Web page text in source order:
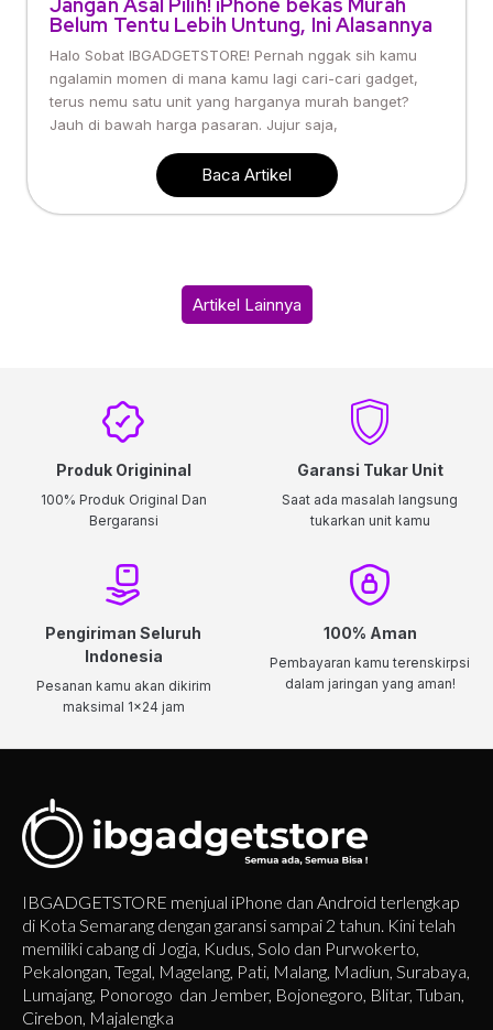
Jangan Asal Pilih! iPhone bekas Murah
Belum Tentu Lebih Untung, Ini Alasannya
Halo Sobat IBGADGETSTORE! Pernah nggak sih kamu
ngalamin momen di mana kamu lagi cari-cari gadget,
terus nemu satu unit yang harganya murah banget?
Jauh di bawah harga pasaran. Jujur saja,
Baca Artikel
Artikel Lainnya
Produk Origininal
100% Produk Original Dan
Bergaransi
Garansi Tukar Unit
Saat ada masalah langsung
tukarkan unit kamu
Pengiriman Seluruh
Indonesia
Pesanan kamu akan dikirim
maksimal 1x24 jam
100% Aman
Pembayaran kamu terenskirpsi
dalam jaringan yang aman!
IBGADGETSTORE menjual iPhone dan Android terlengkap
di Kota Semarang dengan garansi sampai 2 tahun. Kini telah
memiliki cabang di Jogja, Kudus, Solo dan Purwokerto,
Pekalongan, Tegal, Magelang, Pati, Malang, Madiun, Surabaya,
Lumajang, Ponorogo dan Jember, Bojonegoro, Blitar, Tuban,
Cirebon, Majalengka